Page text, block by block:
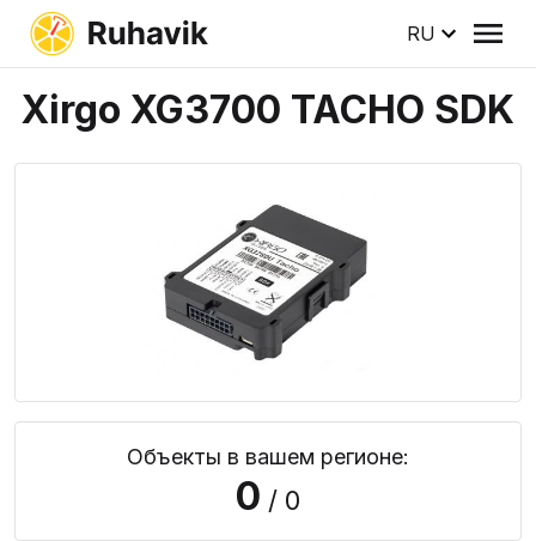
RU
Xirgo XG3700 TACHO SDK
Объекты в вашем регионе:
0 / 0